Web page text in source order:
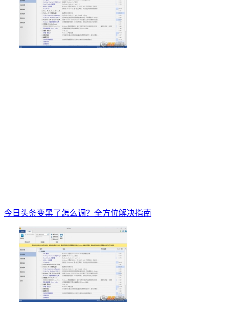
今日头条变黑了怎么调？全方位解决指南